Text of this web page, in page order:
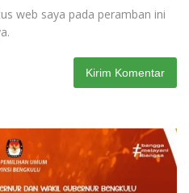
web saya pada peramban ini